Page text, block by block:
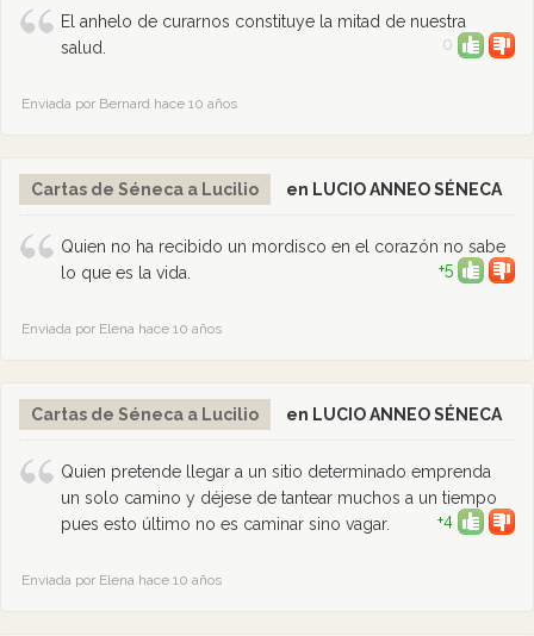
El anhelo de curarnos constituye la mitad de nuestra
salud.
0
Enviada por Bernard hace 10 años
Cartas de Séneca a Lucilio en LUCIO ANNEO SÉNECA
Quien no ha recibido un mordisco en el corazón no sabe
lo que es la vida.
+5
Enviada por Elena hace 10 años
Cartas de Séneca a Lucilio en LUCIO ANNEO SÉNECA
Quien pretende llegar a un sitio determinado emprenda
un solo camino y déjese de tantear muchos a un tiempo
pues esto último no es caminar sino vagar.
+4
Enviada por Elena hace 10 años